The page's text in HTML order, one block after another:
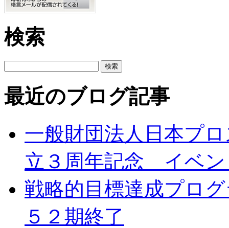
検索
最近のブログ記事
一般財団法人日本プ
立３周年記念 イベン
戦略的目標達成プロ
５２期終了